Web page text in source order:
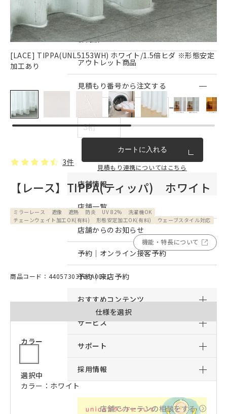
家具シリーズ一覧
新商品
アウトレット商品
見積もり番号から注文する
ー
カートに入れる
見積もり連携についてはこちら
店舗情報
店舗一覧
店舗からのお知らせ
予約｜オンライン接客予約
予約｜来店予約
おすすめコンテンツ
サービス
サポート
採用情報
[LACE] TIPPA(UNL5153WH) ホワイト/1.5倍ヒダ ※形態安定
加工あり
3件
【レース】TIPPA(ティッパ) ホワイト
ミラーレース 遮像 遮熱 防炎 UV 82%
洗濯機OK
チェーンウェイト加工OK(有料)
形態安定加工OK(有料) ウェーブスタイル対応
機能・特長について
商品コード：44057303123A0001
仕様を選択
カラー
選択中
カラー：ホワイト
店舗でカーテンの相談をする